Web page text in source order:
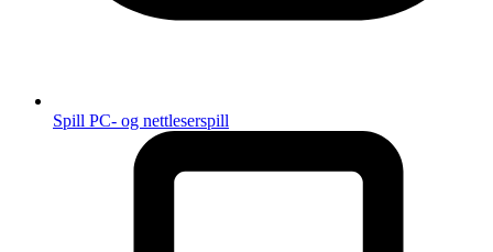
Spill PC- og nettleserspill